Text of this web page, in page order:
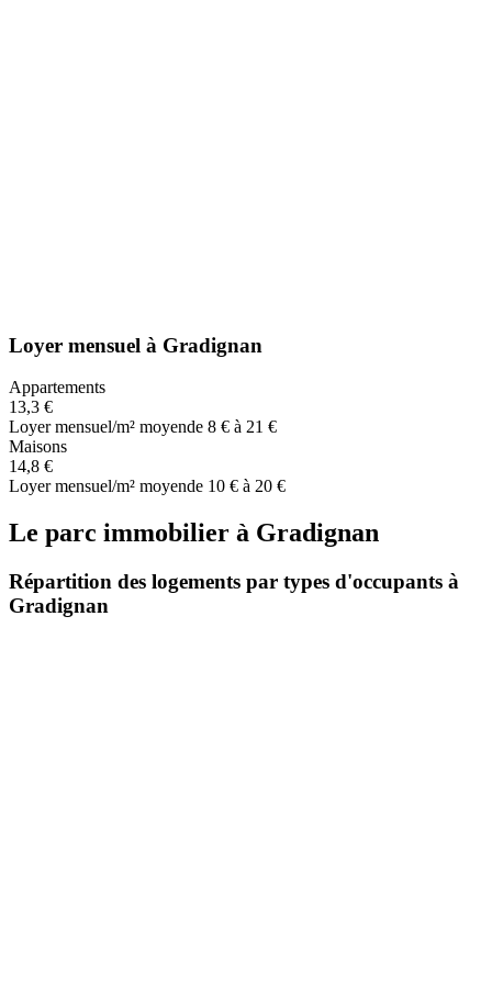
Loyer mensuel à Gradignan
Appartements
13,3 €
Loyer mensuel/m² moyende 8 € à 21 €
Maisons
14,8 €
Loyer mensuel/m² moyende 10 € à 20 €
Le parc immobilier à Gradignan
Répartition des logements par types d'occupants à
Gradignan